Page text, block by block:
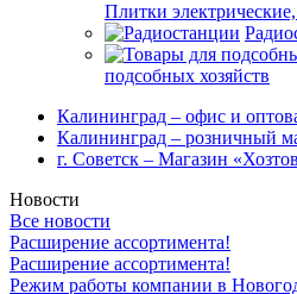
Плитки
подсобных хозяйств
Калининград – офис и
Калининград – розничный
г. Советск – Магазин
Новости
Все новости
Расширение ассортимента!
Расширение ассортимента!
Режим работы компании в